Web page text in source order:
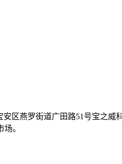
区燕罗街道广田路51号宝之
。